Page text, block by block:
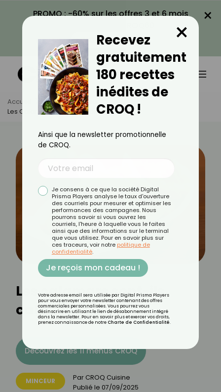
PROMO : -60% sur les offres 3 et 6 mois
VOIR LA PROMO
×
Accueil Actus
Minceur
Les Calamars Sont-Ils Caloriques ?
Les calamars sont-ils
caloriques ?
Découvrez les 11 menus CROQ
MINCEUR Par CROQ Cuisine
Publié le 07/09/2025
Recevez
gratuitement
180 recettes
inédites de
CROQ !
×
Ainsi que la newsletter promotionnelle
de CROQ.
Je consens à ce que la société Digital
Prisma Players analyse le taux d'ouverture
des courriels pour mesurer et optimiser les
performances des campagnes. Nous
pourrons savoir si vous ouvrez les
courriels, l'heure à laquelle vous le faites
ainsi que des informations sur le terminal
que vous utilisez. Pour en savoir plus sur
ces traceurs, voir notre politique de
confidentialité.
Je reçois mon cadeau !
Votre adresse email sera utilisée par Digital Prisma Players
pour vous envoyer votre newsletter contenant des offres
commerciales personnalisées. Vous pourrez vous
désinscrire en utilisant le lien de désabonnement intégré
dans la newsletter. Pour en savoir plus et exercer vos droits,
prenez connaissance de notre Charte de Confidentialité.